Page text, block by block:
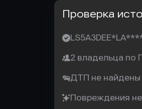
Проверка
2 владельца по
ДТП не найдены
Повреждения